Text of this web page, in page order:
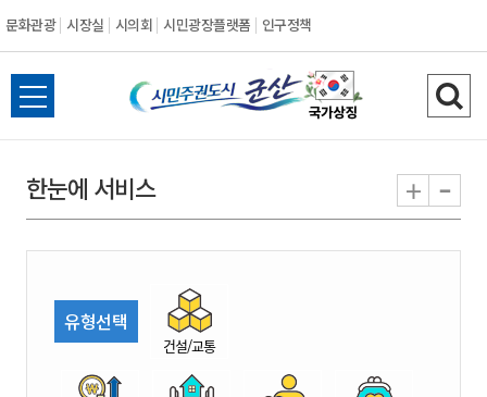
문화관광 시장실 시의회 시민광장플랫폼 인구정책
시
민
권
시
전
체
뉴
열
검
색
기
한눈에 서비스 + -
유형선택
건설/교통